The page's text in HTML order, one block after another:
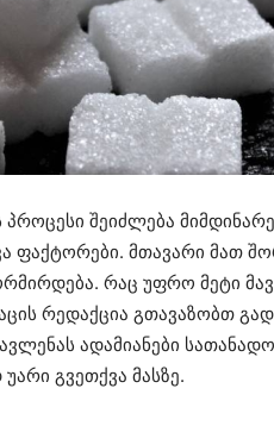
პროცესი შეიძლება
ფაქტორები. მთავარი მათ
რაც უფრო მეტი
რედაქცია გთავაზობთ
ადამიანები
გვეთქვა მასზე.